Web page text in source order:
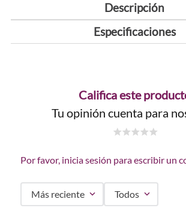
Descripción
Especificaciones
Califica este
Tu opinión cuenta para
Por favor, inicia sesión para escribir un
Más reciente Todos